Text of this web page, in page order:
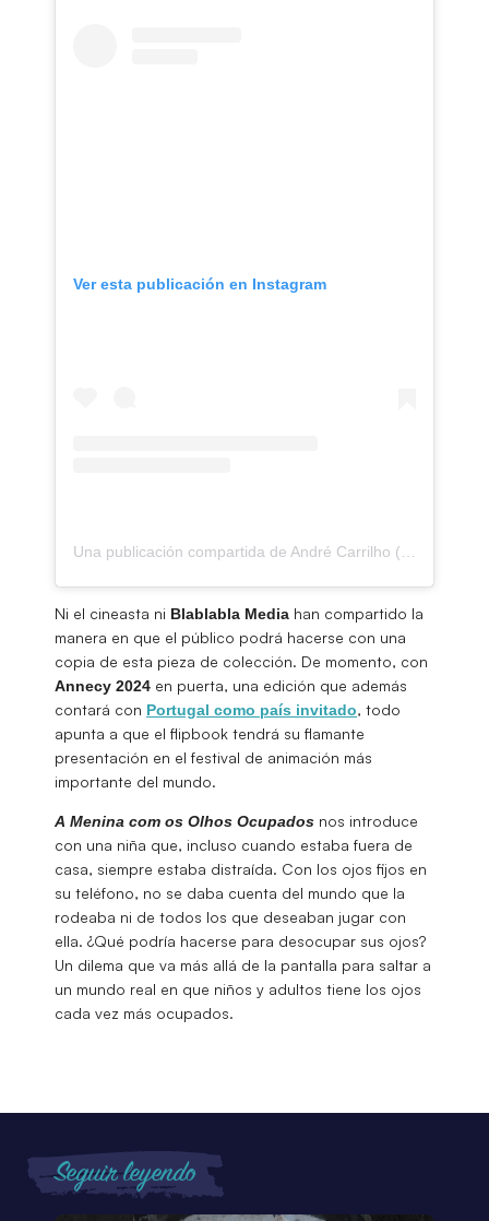
Ver esta publicación en Instagram
Ni el cineasta ni Blablabla Media han compartido la
manera en que el público podrá hacerse con una
copia de esta pieza de colección. De momento, con
Annecy 2024 en puerta, una edición que además
contará con Portugal como país invitado, todo
apunta a que el flipbook tendrá su flamante
presentación en el festival de animación más
importante del mundo.
A Menina com os Olhos Ocupados nos introduce
con una niña que, incluso cuando estaba fuera de
casa, siempre estaba distraída. Con los ojos fijos en
su teléfono, no se daba cuenta del mundo que la
rodeaba ni de todos los que deseaban jugar con
ella. ¿Qué podría hacerse para desocupar sus ojos?
Un dilema que va más allá de la pantalla para saltar a
un mundo real en que niños y adultos tiene los ojos
cada vez más ocupados.
Seguir leyendo